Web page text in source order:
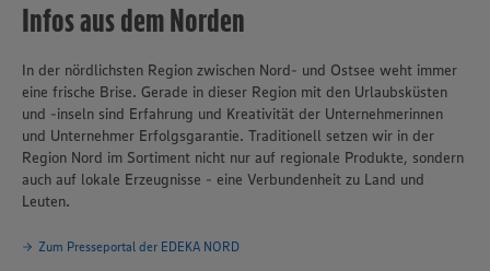
Infos aus dem Norden
In der nördlichsten Region zwischen Nord- und Ostsee weht immer
eine frische Brise. Gerade in dieser Region mit den Urlaubsküsten
und -inseln sind Erfahrung und Kreativität der Unternehmerinnen
und Unternehmer Erfolgsgarantie. Traditionell setzen wir in der
Region Nord im Sortiment nicht nur auf regionale Produkte, sondern
auch auf lokale Erzeugnisse - eine Verbundenheit zu Land und
Leuten.
Zum Presseportal der EDEKA NORD